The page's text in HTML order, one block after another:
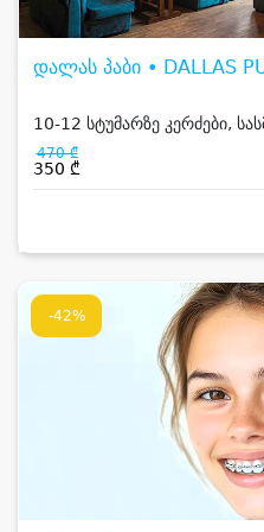
დალას პაბი • DALLAS
10-12 სტუმარზე კერძები,
470 ₾
350 ₾
-42%